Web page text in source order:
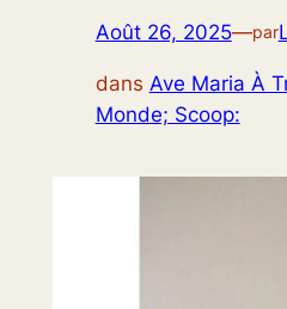
Août 26, 2025—par
dans Ave Maria À
Monde; Scoop: